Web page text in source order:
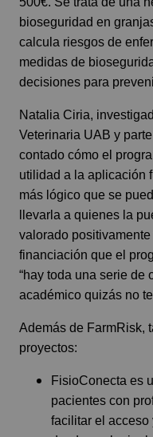
bioseguridad en
calcula riesgos de
medidas de
decisiones para
Natalia Ciria,
Veterinaria UAB y
contado cómo el
utilidad a la aplicación
más lógico que se
llevarla a quienes la
valorado
financiación que el
“hay toda una serie de
académico quizás no
Además de FarmRisk,
proyectos:
FisioConecta es
pacientes con
facilitar el acceso